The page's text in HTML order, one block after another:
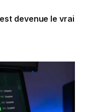
devenue le vrai